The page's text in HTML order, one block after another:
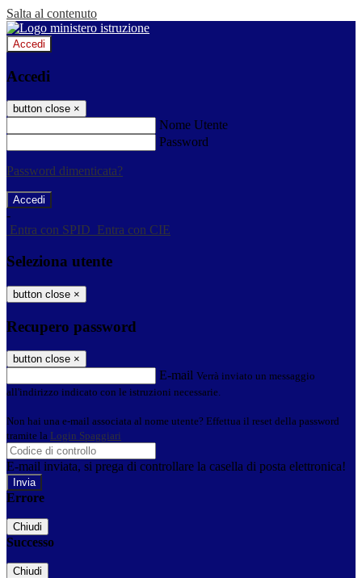
Salta al contenuto
Accedi
Accedi
button close ×
Nome Utente
Password
Password dimenticata?
-
Entra con SPID Entra con CIE
Seleziona utente
button close ×
Recupero password
button close ×
E-mail Verrà inviato un messaggio
all'indirizzo indicato con le istruzioni necessarie.
Non hai una e-mail associata al nome utente? Effettua il reset della password
tramite la Login Spaggiari
E-mail inviata, si prega di controllare la casella di posta elettronica!
Errore
Chiudi
Successo
Chiudi